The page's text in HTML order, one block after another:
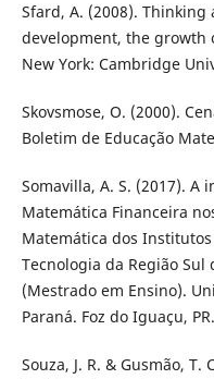
Sfard, A. (2008).
development, the growth
New York: Cambridge
Skovsmose, O. (2000).
Boletim de Educação
Somavilla, A. S. (2017). A
Matemática Financeira
Matemática dos
Tecnologia da Região Sul
(Mestrado em Ensino).
Paraná. Foz do Iguaçu, PR.
Souza, J. R. & Gusmão, T.